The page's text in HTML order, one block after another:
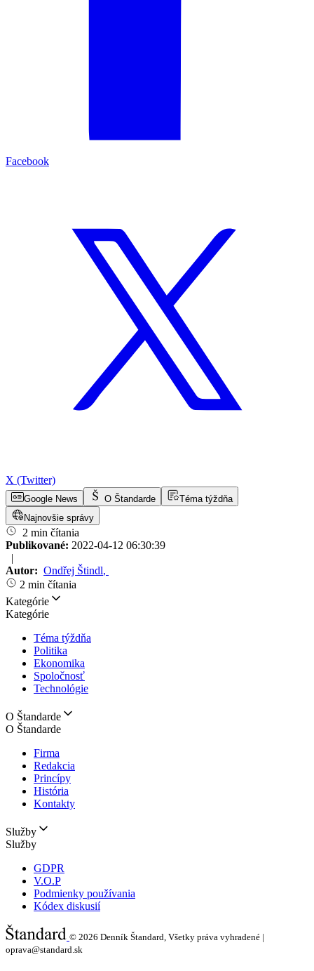
Facebook
X (Twitter)
Google News O Štandarde
Téma týždňa
Najnovšie správy
2 min čítania
Publikované: 2022-04-12 06:30:39
|
Autor: Ondřej Štindl,
2 min čítania
Kategórie
Kategórie
Téma týždňa
Politika
Ekonomika
Spoločnosť
Technológie
O Štandarde
O Štandarde
Firma
Redakcia
Princípy
História
Kontakty
Služby
Služby
GDPR
V.O.P
Podmienky používania
Kódex diskusií
© 2026 Denník Štandard, Všetky práva vyhradené |
oprava@standard.sk